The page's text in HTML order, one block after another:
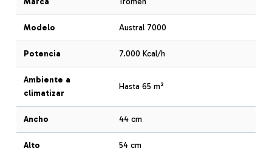
Modelo Austral 7000
Potencia 7.000 Kcal/h
Ambiente a
climatizar
Hasta 65 m²
Ancho 44 cm
Alto 54 cm